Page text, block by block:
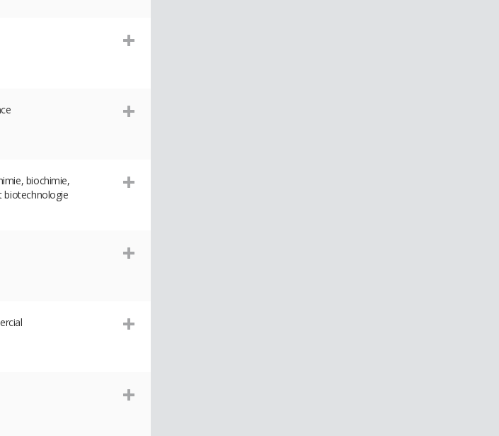
biochimie,
biotechnologie